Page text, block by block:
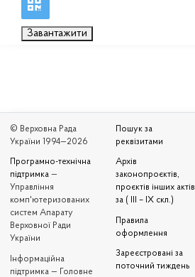
Завантажити
© Верховна Рада
України 1994—2026
Програмно-технічна
підтримка —
Управління
комп'ютеризованих
систем Апарату
Верховної Ради
України
Iнформаційна
підтримка — Головне
Пошук за
реквізитами
Архів
законопроєктів,
проєктів інших актів
за ( III – IX скл.)
Правила
оформлення
Зареєстровані за
поточний тиждень